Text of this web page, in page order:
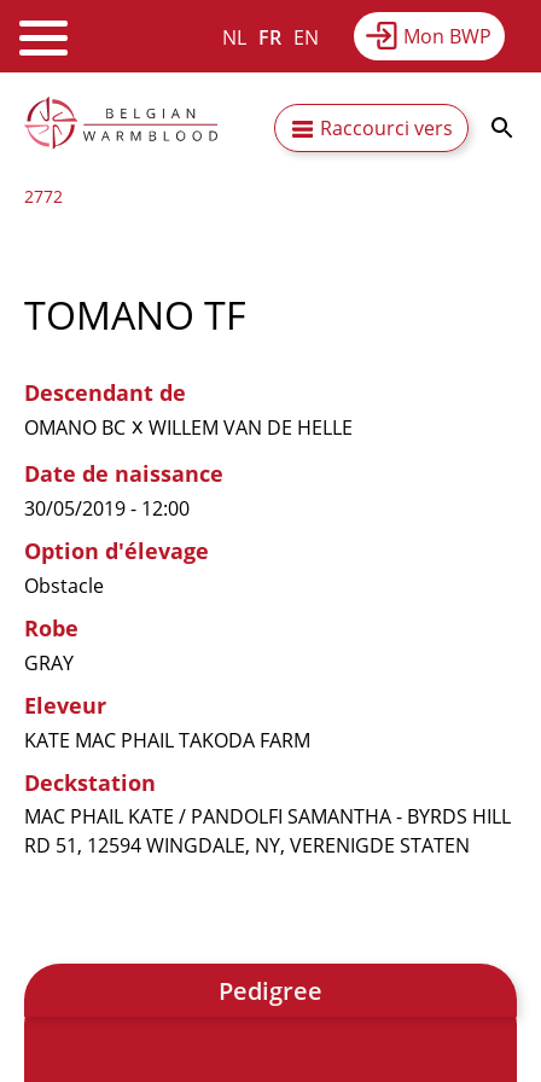
Aller
principal
Mon BWP
NL FR EN
Secundaire
navigatie
Webshop Equitime Actualités
À propos du BWP
Raccourci vers
TOMANO TF
Descendant de
OMANO BC x WILLEM VAN DE HELLE
Date de naissance
30/05/2019 - 12:00
Option d'élevage
Obstacle
Robe
GRAY
Eleveur
KATE MAC PHAIL TAKODA FARM
Deckstation
MAC PHAIL KATE / PANDOLFI SAMANTHA - BYRDS HILL
RD 51, 12594 WINGDALE, NY, VERENIGDE STATEN
2772
Pedigree